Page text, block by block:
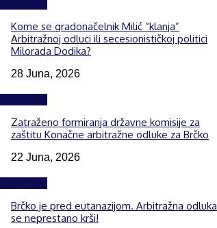
Kome se gradonačelnik Milić “klanja”
Arbitražnoj odluci ili secesionističkoj politici
Milorada Dodika?
28 Juna, 2026
Zatraženo formiranja državne komisije za
zaštitu Konačne arbitražne odluke za Brčko
22 Juna, 2026
Brčko je pred eutanazijom. Arbitražna odluka
se neprestano krši!